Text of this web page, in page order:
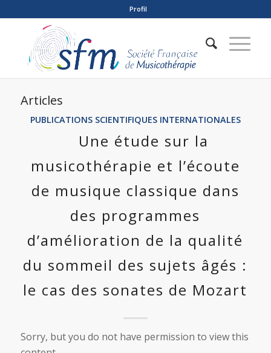
Profil
Articles
PUBLICATIONS SCIENTIFIQUES INTERNATIONALES
Une étude sur la
musicothérapie et l’écoute
de musique classique dans
des programmes
d’amélioration de la qualité
du sommeil des sujets âgés :
le cas des sonates de Mozart
Sorry, but you do not have permission to view this